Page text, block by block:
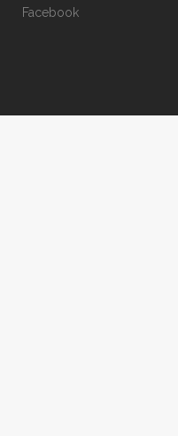
Facebook